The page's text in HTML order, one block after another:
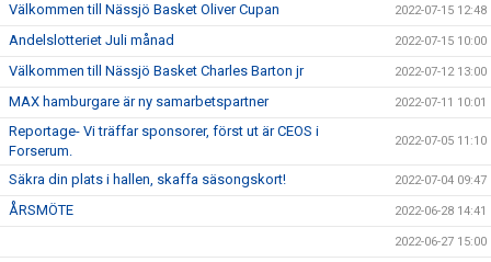
Välkommen till Nässjö Basket Oliver Cupan 2022-07-15 12:48
Andelslotteriet Juli månad 2022-07-15 10:00
Välkommen till Nässjö Basket Charles Barton jr 2022-07-12 13:00
MAX hamburgare är ny samarbetspartner 2022-07-11 10:01
Reportage- Vi träffar sponsorer, först ut är CEOS i
Forserum.
2022-07-05 11:10
Säkra din plats i hallen, skaffa säsongskort! 2022-07-04 09:47
ÅRSMÖTE 2022-06-28 14:41
2022-06-27 15:00